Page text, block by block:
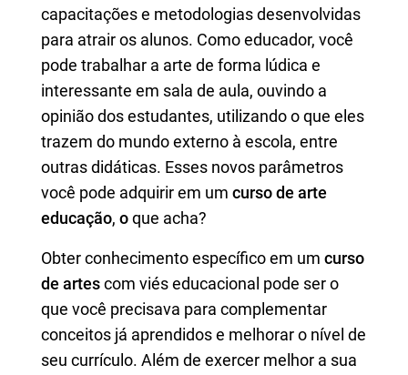
capacitações e metodologias desenvolvidas
para atrair os alunos. Como educador, você
pode trabalhar a arte de forma lúdica e
interessante em sala de aula, ouvindo a
opinião dos estudantes, utilizando o que eles
trazem do mundo externo à escola, entre
outras didáticas. Esses novos parâmetros
você pode adquirir em um curso de arte
educação, oque acha?
Obter conhecimento específico em um curso
de artescom viés educacional pode ser o
que você precisava para complementar
conceitos já aprendidos e melhorar o nível de
seu currículo. Além de exercer melhor a sua